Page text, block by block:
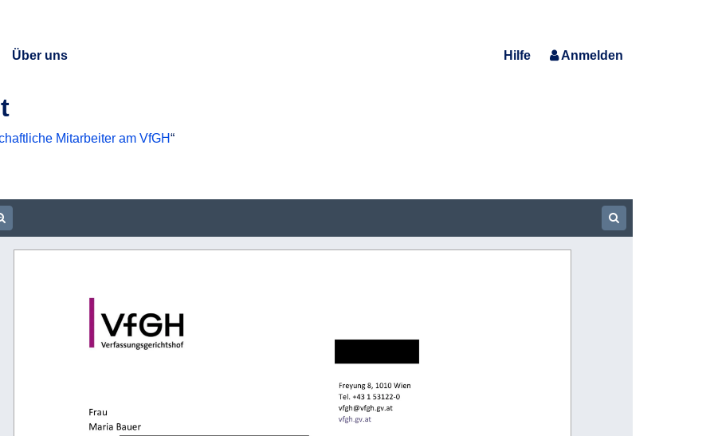
Über uns Hilfe Anmelden
Mitarbeiter am VfGH“
URL
out
 
                                                     
                                                                   